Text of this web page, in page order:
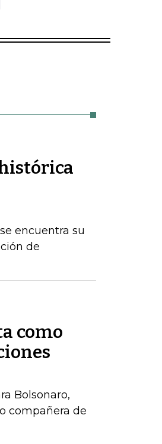
encuentra su
de
como
Bolsonaro,
compañera de